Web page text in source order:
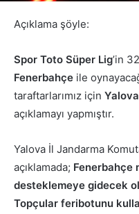
Açıklama şöyle:
Spor Toto Süper Lig’in
Fenerbahçe ile
taraftarlarımız için
açıklamayı yapmıştır.
Yalova İl Jandarma
açıklamada; Fenerbahçe
desteklemeye gidecek
Topçular feribotunu